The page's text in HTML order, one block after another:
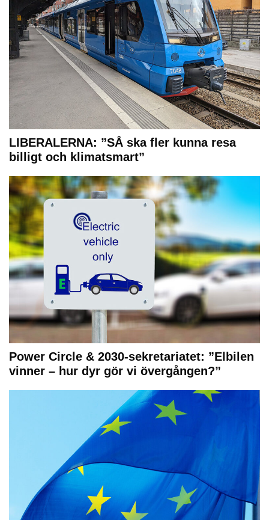
LIBERALERNA: ”SÅ ska fler kunna resa
billigt och klimatsmart”
Power Circle & 2030-sekretariatet: ”Elbilen
vinner – hur dyr gör vi övergången?”